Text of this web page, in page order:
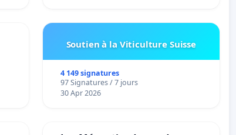
Soutien à la Viticulture Suisse
4 149 signatures
97 Signatures / 7 jours
30 Apr 2026